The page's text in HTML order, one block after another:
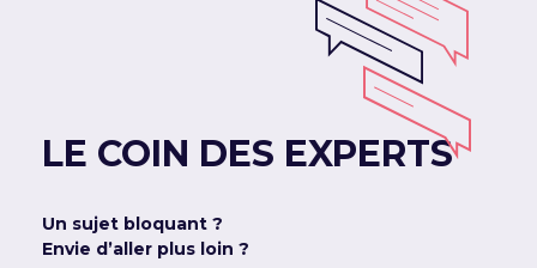
LE COIN DES EXPERTS
Un sujet bloquant ?
Envie d’aller plus loin ?